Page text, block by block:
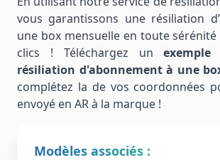
vous garantissons une résiliation
une box mensuelle en toute
clics ! Téléchargez un
résiliation d'abonnement à une
complétez la de vos coordonnées
envoyé en AR à la marque !
Modèles associés :